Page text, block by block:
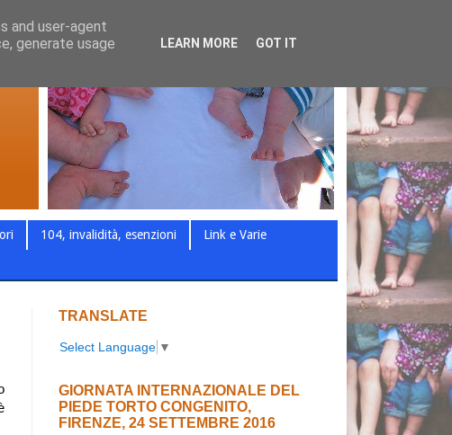
104, invalidità, esenzioni Link e Varie
TRANSLATE
Select Language ▼
GIORNATA INTERNAZIONALE DEL
PIEDE TORTO CONGENITO,
FIRENZE, 24 SETTEMBRE 2016
and user-agent
generate usage
LEARN MORE GOT IT